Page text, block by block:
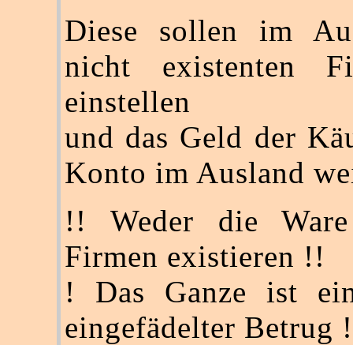
Diese sollen im
nicht existenten
einstellen
und das Geld der
Konto im Ausland
!! Weder die
Firmen existieren !!
! Das Ganze ist
eingefädelter Betrug !